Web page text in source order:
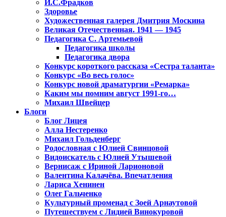
И.С.Фрадков
Здоровье
Художественная галерея Дмитрия Москина
Великая Отечественная. 1941 — 1945
Педагогика С. Артемьевой
Педагогика школы
Педагогика двора
Конкурс короткого рассказа «Сестра таланта»
Конкурс «Во весь голос»
Конкурс новой драматургии «Ремарка»
Каким мы помним август 1991-го…
Михаил Швейцер
Блоги
Блог Лицея
Алла Нестеренко
Михаил Гольденберг
Родословная с Юлией Свинцовой
Видоискатель с Юлией Утышевой
Вернисаж с Ириной Ларионовой
Валентина Калачёва. Впечатления
Лариса Хенинен
Олег Гальченко
Культурный променад с Зоей Арнаутовой
Путешествуем с Лидией Винокуровой